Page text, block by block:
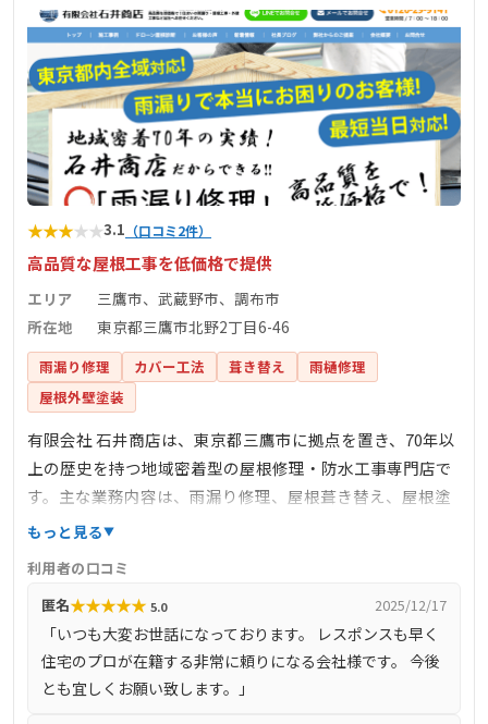
★★★★★3.1 （口コミ2件）
高品質な屋根工事を低価格で提供
エリア
三鷹市、武蔵野市、調布市
所在地
東京都三鷹市北野2丁目6-46
雨漏り修理 カバー工法 葺き替え
雨樋修理
屋根外壁塗装
有限会社 石井商店は、東京都三鷹市に拠点を置き、70年以
上の歴史を持つ地域密着型の屋根修理・防水工事専門店で
す。主な業務内容は、雨漏り修理、屋根葺き替え、屋根塗
装、外壁塗装、防水工事、雨樋工事など多岐にわたりま
り、普段目にすることのできない屋根の状態を詳細に確認
し、適切なメンテナンス提案を行っています。お客様の立
場に立った丁寧な施工と、地元で築き上げてきた信頼を大
切にし、高品質なサービスを低価格で提供することをモッ
トーとしています。
もっと見る
利用者の口コミ
匿名★★★★★ 5.0 2025/12/17
「いつも大変お世話になっております。 レスポンスも早く
住宅のプロが在籍する非常に頼りになる会社様です。 今後
とも宜しくお願い致します。」